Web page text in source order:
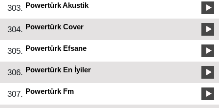
303. Powertürk Akustik
304. Powertürk Cover
305. Powertürk Efsane
306. Powertürk En İyiler
307. Powertürk Fm